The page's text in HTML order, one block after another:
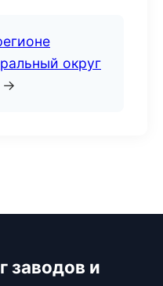
округ
→
заводов и